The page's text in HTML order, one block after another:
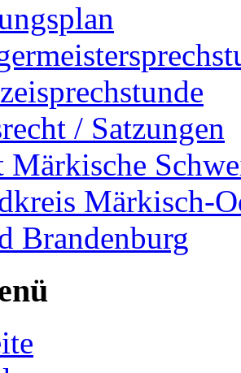
/ Satzungen
Märkische
Märkisch-
Brandenburg